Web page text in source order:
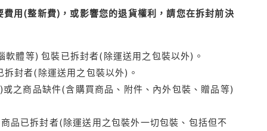
用(整新費)，或影響您的退貨權利，請您在拆封前決
體等) 包裝已拆封者(除運送用之包裝以外)。
封者(除運送用之包裝以外)。
之商品缺件(含購買商品、附件、內外包裝、贈品等)
品已拆封者(除運送用之包裝外一切包裝、包括但不